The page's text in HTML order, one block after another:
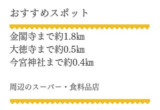
​おすすめスポット
​金閣寺まで約1.8㎞
大徳寺まで約0.5㎞
今宮神社まで約0.4㎞
​周辺のスーパー・食料品店